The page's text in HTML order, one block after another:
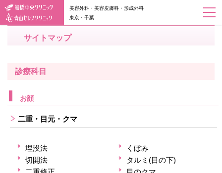
美容外科・美容皮膚科・形成外科
東京・千葉
サイトマップ
診療科目
お顔
二重・目元・クマ
埋没法
切開法
くぼみ
タルミ(目の下)